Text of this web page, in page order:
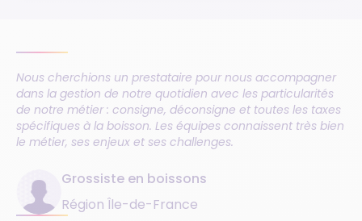
Nous cherchions un prestataire pour nous accompagner
dans la gestion de notre quotidien avec les particularités
de notre métier : consigne, déconsigne et toutes les taxes
spécifiques à la boisson. Les équipes connaissent très bien
le métier, ses enjeux et ses challenges.
Grossiste en boissons
Région Île-de-France